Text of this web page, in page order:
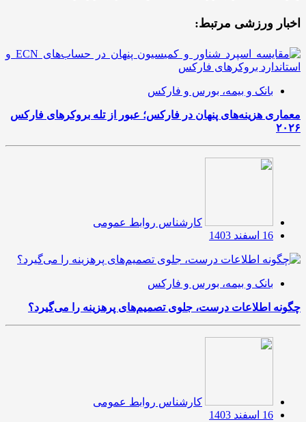
اخبار ورزشی مرتبط:
بانک و بیمه، بورس و فارکس
معماری هزینه‌های پنهان در فارکس؛ عبور از تله بروکرهای فارکس
۲۰۲۶
کارشناس روابط عمومی
16 اسفند 1403
بانک و بیمه، بورس و فارکس
چگونه اطلاعات درست، جلوی تصمیم‌های پرهزینه را می‌گیرد؟
کارشناس روابط عمومی
16 اسفند 1403